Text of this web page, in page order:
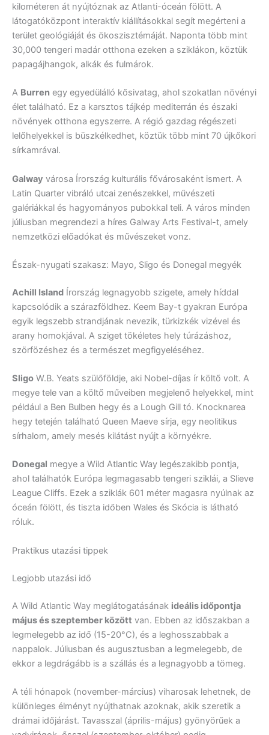
kilométeren át nyújtóznak az Atlanti-óceán fölött. A
látogatóközpont interaktív kiállításokkal segít megérteni a
terület geológiáját és ökoszisztémáját. Naponta több mint
30,000 tengeri madár otthona ezeken a sziklákon, köztük
papagájhangok, alkák és fulmárok.
A Burren egy egyedülálló kősivatag, ahol szokatlan növényi
élet található. Ez a karsztos tájkép mediterrán és északi
növények otthona egyszerre. A régió gazdag régészeti
lelőhelyekkel is büszkélkedhet, köztük több mint 70 újkőkori
sírkamrával.
Galway városa Írország kulturális fővárosaként ismert. A
Latin Quarter vibráló utcai zenészekkel, művészeti
galériákkal és hagyományos pubokkal teli. A város minden
júliusban megrendezi a híres Galway Arts Festival-t, amely
nemzetközi előadókat és művészeket vonz.
Észak-nyugati szakasz: Mayo, Sligo és Donegal megyék
Achill Island Írország legnagyobb szigete, amely híddal
kapcsolódik a szárazföldhez. Keem Bay-t gyakran Európa
egyik legszebb strandjának nevezik, türkizkék vizével és
arany homokjával. A sziget tökéletes hely túrázáshoz,
szörfözéshez és a természet megfigyeléséhez.
Sligo W.B. Yeats szülőföldje, aki Nobel-díjas ír költő volt. A
megye tele van a költő műveiben megjelenő helyekkel, mint
például a Ben Bulben hegy és a Lough Gill tó. Knocknarea
hegy tetején található Queen Maeve sírja, egy neolitikus
sírhalom, amely mesés kilátást nyújt a környékre.
Donegal megye a Wild Atlantic Way legészakibb pontja,
ahol találhatók Európa legmagasabb tengeri sziklái, a Slieve
League Cliffs. Ezek a sziklák 601 méter magasra nyúlnak az
óceán fölött, és tiszta időben Wales és Skócia is látható
róluk.
Praktikus utazási tippek
Legjobb utazási idő
A Wild Atlantic Way meglátogatásának ideális időpontja
május és szeptember között van. Ebben az időszakban a
legmelegebb az idő (15-20°C), és a leghosszabbak a
nappalok. Júliusban és augusztusban a legmelegebb, de
ekkor a legdrágább is a szállás és a legnagyobb a tömeg.
A téli hónapok (november-március) viharosak lehetnek, de
különleges élményt nyújthatnak azoknak, akik szeretik a
drámai időjárást. Tavasszal (április-május) gyönyörűek a